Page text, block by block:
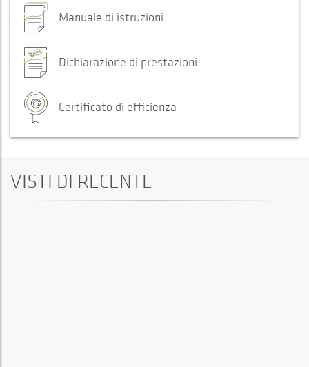
Manuale di istruzioni
Dichiarazione di prestazioni
Certificato di efficienza
VISTI DI RECENTE